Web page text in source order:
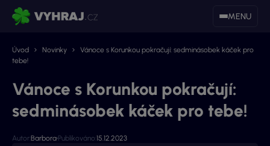
MENU
Úvod Novinky
Vánoce s Korunkou pokračují: sedminásobek káček pro
tebe!
Vánoce s Korunkou pokračují:
sedminásobek káček pro tebe!
Autor: Barbora Publikováno: 15.12.2023